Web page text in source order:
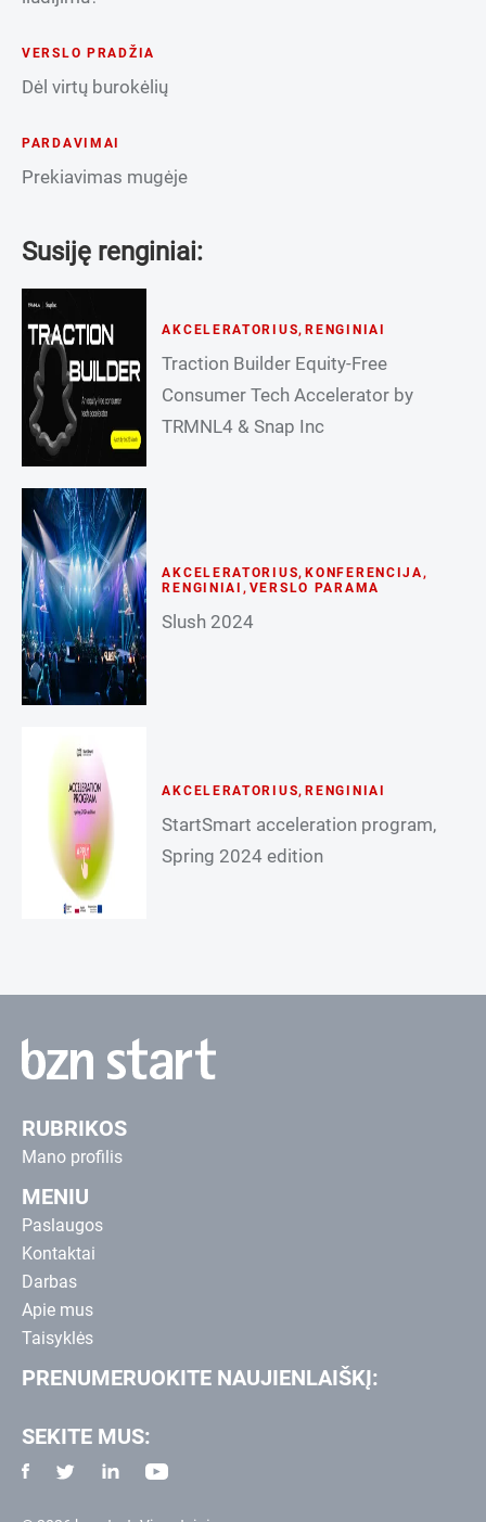
VERSLO PRADŽIA
Dėl virtų burokėlių
PARDAVIMAI
Prekiavimas mugėje
Susiję renginiai:
AKCELERATORIUS, RENGINIAI
Traction Builder Equity-Free
Consumer Tech Accelerator by
TRMNL4 & Snap Inc
AKCELERATORIUS, KONFERENCIJA,
RENGINIAI , VERSLO PARAMA
Slush 2024
AKCELERATORIUS, RENGINIAI
StartSmart acceleration program,
Spring 2024 edition
RUBRIKOS
Mano profilis
MENIU
Paslaugos
Kontaktai
Darbas
Apie mus
Taisyklės
PRENUMERUOKITE NAUJIENLAIŠKĮ:
SEKITE MUS: